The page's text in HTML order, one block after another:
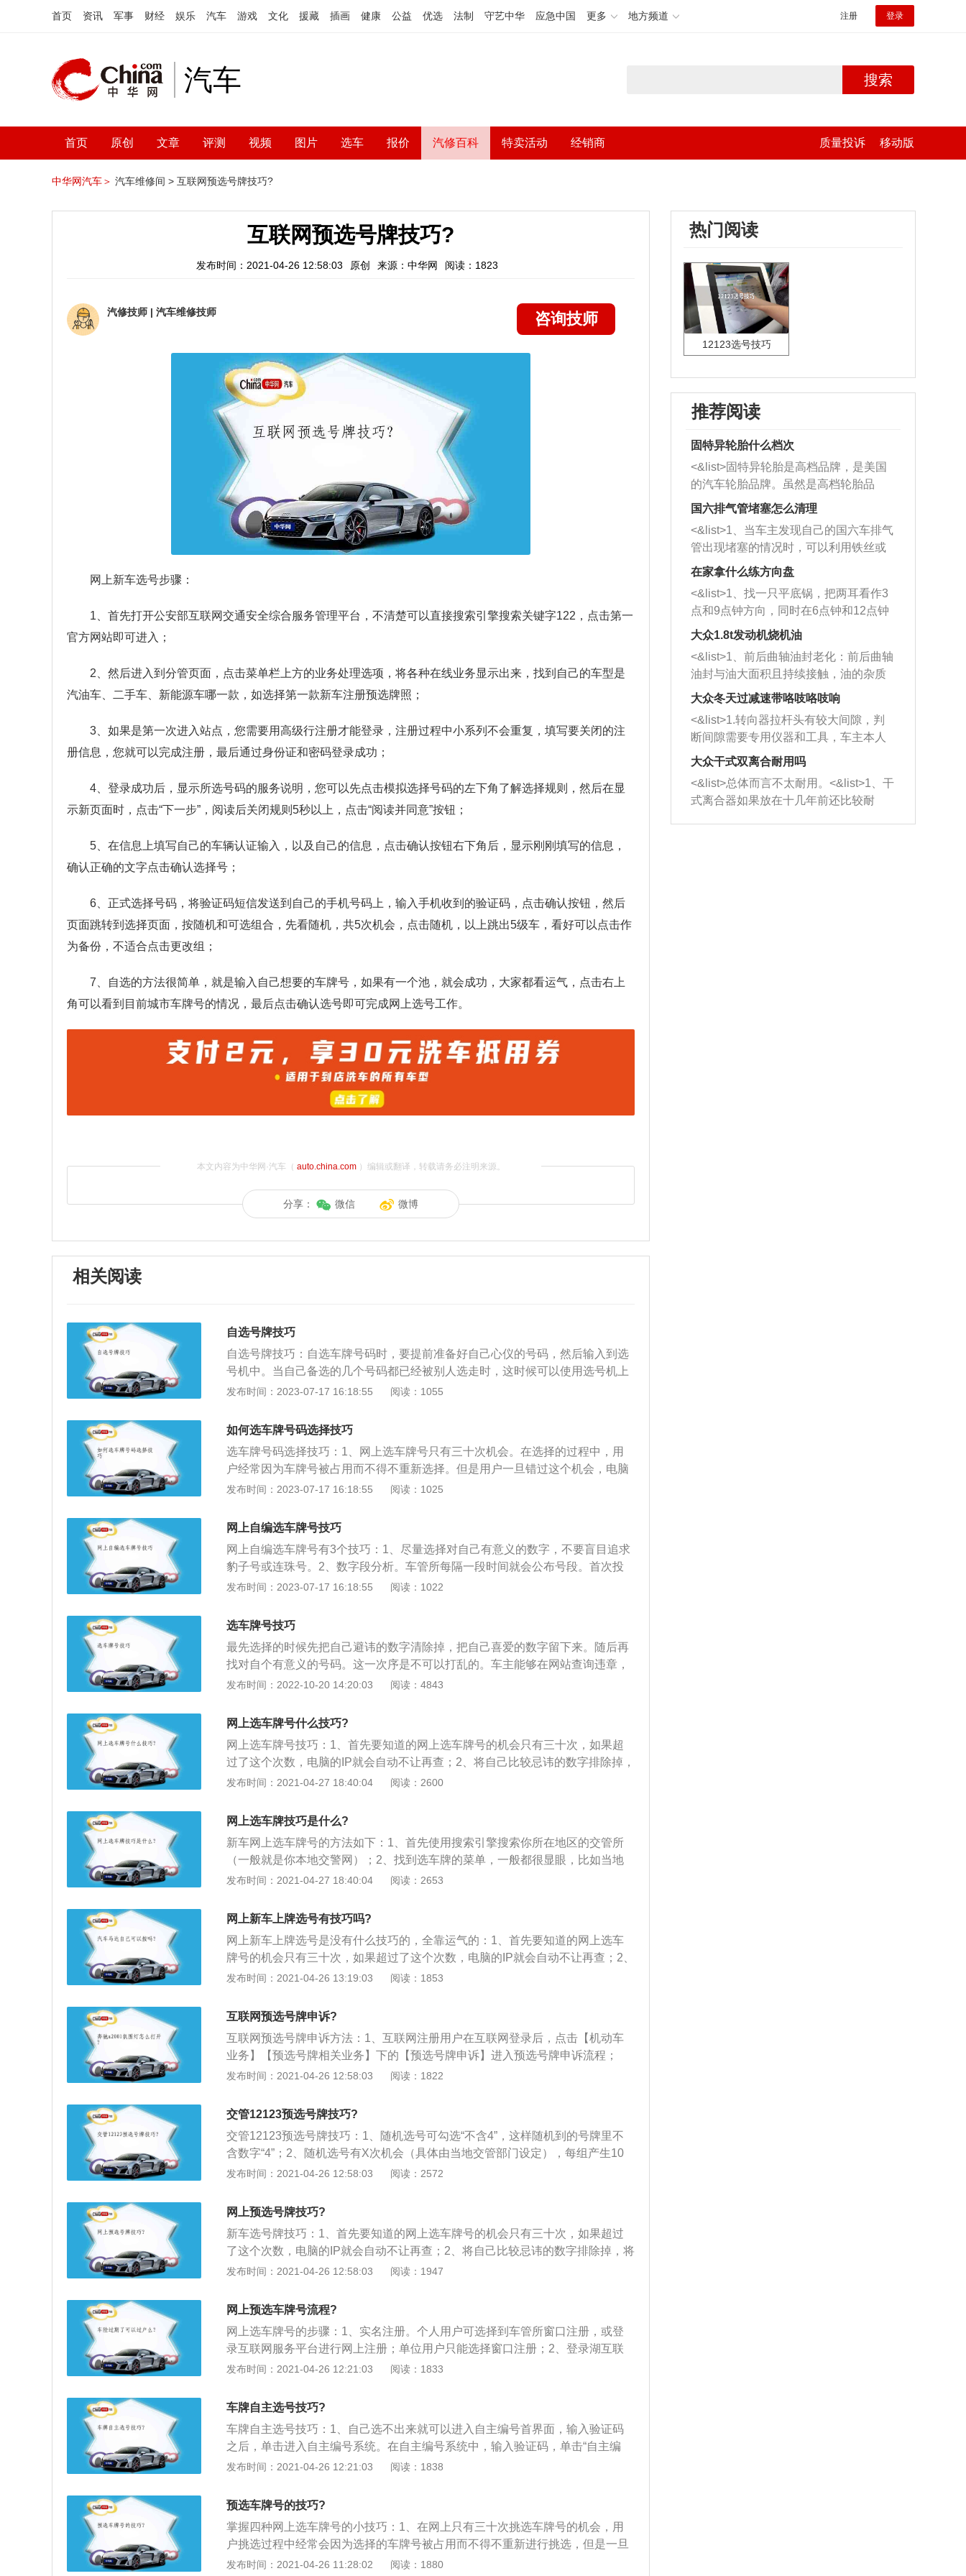
首页 资讯 军事 财经 娱乐 汽车 游戏 文化 援藏 插画 健康 公益 优选 法制 守艺中华 应急中国 更多 地方频道 注册 登录
汽车 搜索
首页 原创 文章 评测 视频 图片 选车 报价 汽修百科 特卖活动 经销商 质量投诉 移动版
中华网汽车＞ 汽车维修间 > 互联网预选号牌技巧?
互联网预选号牌技巧?
发布时间：2021-04-26 12:58:03 原创 来源：中华网 阅读：1823
汽修技师 | 汽车维修技师 咨询技师
网上新车选号步骤：
1、首先打开公安部互联网交通安全综合服务管理平台，不清楚可以直接搜索引擎搜索关键字122，点击第一
官方网站即可进入；
2、然后进入到分管页面，点击菜单栏上方的业务处理选项，将各种在线业务显示出来，找到自己的车型是
汽油车、二手车、新能源车哪一款，如选择第一款新车注册预选牌照；
3、如果是第一次进入站点，您需要用高级行注册才能登录，注册过程中小系列不会重复，填写要关闭的注
册信息，您就可以完成注册，最后通过身份证和密码登录成功；
4、登录成功后，显示所选号码的服务说明，您可以先点击模拟选择号码的左下角了解选择规则，然后在显
示新页面时，点击“下一步”，阅读后关闭规则5秒以上，点击“阅读并同意”按钮；
5、在信息上填写自己的车辆认证输入，以及自己的信息，点击确认按钮右下角后，显示刚刚填写的信息，
确认正确的文字点击确认选择号；
6、正式选择号码，将验证码短信发送到自己的手机号码上，输入手机收到的验证码，点击确认按钮，然后
页面跳转到选择页面，按随机和可选组合，先看随机，共5次机会，点击随机，以上跳出5级车，看好可以点击作
为备份，不适合点击更改组；
7、自选的方法很简单，就是输入自己想要的车牌号，如果有一个池，就会成功，大家都看运气，点击右上
角可以看到目前城市车牌号的情况，最后点击确认选号即可完成网上选号工作。
本文内容为中华网·汽车（ auto.china.com）编辑或翻译，转载请务必注明来源。
分享： 微信 微博
相关阅读
自选号牌技巧
自选号牌技巧：自选车牌号码时，要提前准备好自己心仪的号码，然后输入到选
号机中。当自己备选的几个号码都已经被别人选走时，这时候可以使用选号机上
的近似号查询功能，它会根据你之前输入的号码编号重新给你选出6个近似号
车牌号的机会只有三十次，如果超过了这个次数，电脑的IP就会自动不让再查；
2.将自己比较忌讳的数字排除掉，将自己喜欢的数字下，要知道，选择车牌号要
不求最好，只求更好，然后再寻找最自己有纪念意义的车牌号；3.在选号的同
时，车主们打开违章查询网，这时候要将自己想要的号在此网站上查询一下，如
果有，说明该号已经被占用过，如果输入的号没有违章，那也未必说明其就没有
有，但是车主从来没有过违章的记录。这是一种降低重复几率并节省次数的方
法，也是车牌号的一种选择，车主们不妨尝试一下；4.还有一种利用漏洞的方法
进行网上选车牌号选择，每次将自己选择好的车牌号输入到系统中，然后再点击
则的，所以大家在选择时一定要按照规定进行，如果选定了一个车牌号之后那就
码就晚了。因此，车牌号的选择是一件看似开放但却蕴藏着更多细节的问题，车
主们在选择时一定要掌握其中的技巧，多留出几个可以选择的车牌号，给自己留
有一定的选择余地，不要等到系统自动生成时再予以选择，那就只能后悔。针对
人们而言，不用以往奢求这些含有吉利数字的特点号码，那样做沒有什么意义，
的、日常方便使用的车牌号码，这类就是最合适的车牌号。
发布时间：2023-07-17 16:18:55 阅读：1055
如何选车牌号码选择技巧
选车牌号码选择技巧：1、网上选车牌号只有三十次机会。在选择的过程中，用
户经常因为车牌号被占用而不得不重新选择。但是用户一旦错过这个机会，电脑
会自动给出提示，不能再查询。2、将自己比较忌讳的数字排除掉，将自己喜欢
有纪念意义的车牌号；3、在选号的同时，车主们打开违章查询网，这时候要将
自己想要的号在此网站上查询一下，如果有，说明该号已经被占用过，如果输入
的号没有违章，那也未必说明其就没有被人选过，只能通过这种方式来尝试一
下，增加选中的机率。4、还有一种利用漏洞的方法进行网上选车牌号选择，每
次将自己选择好的车牌号输入到系统中，然后再点击后退，这时候就可以不会受
一定要按照规定进行，如果选定了一个车牌号之后那就一定要选好，否则系统就
会自动生成一个车牌号，那时候想要选择自己心怡的号码就晚了。6、选号之
前，先把线上的机会用完，然后再去用线下选。
发布时间：2023-07-17 16:18:55 阅读：1025
网上自编选车牌号技巧
网上自编选车牌号有3个技巧：1、尽量选择对自己有意义的数字，不要盲目追求
豹子号或连珠号。2、数字段分析。车管所每隔一段时间就会公布号段。首次投
入使用的各类号牌的号段，自投入使用之日起提供自制和随机选号方式；之后自
自制和随机选号。3、做好准备。按照上面第二点的方法，整理出几十个备选方
案，然后按照优先级别排列。根据当地交管12123允许的自编数量，筛选出最好
的十到二十个，然后按照优先级放进去试试。现在网上有一些所谓的目录搜索库
和小目录搜索程序，但这些都是假的。
发布时间：2023-07-17 16:18:55 阅读：1022
选车牌号技巧
最先选择的时候先把自己避讳的数字清除掉，把自己喜爱的数字留下来。随后再
找对自个有意义的号码。这一次序是不可以打乱的。车主能够在网站查询违章，
输入自个喜欢的号码。如果有违章情形，就表明这一号码已经让人用了。要是没
到自个喜爱的号码，请记得一定要保留住。不然系统自动给你任意挑选出1个号
码。这样的话就太可惜了。选车牌号的具体步骤是：1、自编选号：在车辆管理
所大厅里，寻找自编选择号牌的触摸查询机，输入自个的汽车类型、身份证号码
和汽车的车架号码，登录到编号系统；2、选择所属地区，然后就可以在系统里
自编车牌号，有数字和字母可选择；3、编好满意的车牌号后按住确认，再到大
到。
发布时间：2022-10-20 14:20:03 阅读：4843
网上选车牌号什么技巧?
网上选车牌号技巧：1、首先要知道的网上选车牌号的机会只有三十次，如果超
过了这个次数，电脑的IP就会自动不让再查；2、将自己比较忌讳的数字排除掉，
将自己喜欢的数字下，要知道，选择车牌号要不求最好，只求更好，然后再寻找
候要将自己想要的号在此网站上查询一下，如果有，说明该号已经被占用过，如
果输入的号没有违章，那也未必说明其就没有被人选过，只能通过这种方式来尝
试一下，增加选中的机率。有可能此车牌号已有，但是车主从来没有过违章的记
录。这是一种降低重复几率并节省次数的方法，也是车牌号的一种选择，车主们
不妨尝试一下。
发布时间：2021-04-27 18:40:04 阅读：2600
网上选车牌技巧是什么?
新车网上选车牌号的方法如下：1、首先使用搜索引擎搜索你所在地区的交管所
（一般就是你本地交警网）；2、找到选车牌的菜单，一般都很显眼，比如当地
交管所网站，在“业务指南”“自编预选机动车”里面；3、这个通知得好好的读，因
选号；4、点击选号之后，出来两种类型，我们一般选新落户；5、为了防止有人
恶意占号，选号网要求你必须输入你的信息，选号界面，由于已经选过号，不能
再继续选号，因此从网上找到一张官方选号界面图，其实都差不多的。选完号并
不代表结束，别忘记及时到车管所落牌，15天内有效。
发布时间：2021-04-27 18:40:04 阅读：2653
网上新车上牌选号有技巧吗?
网上新车上牌选号是没有什么技巧的，全靠运气的：1、首先要知道的网上选车
牌号的机会只有三十次，如果超过了这个次数，电脑的IP就会自动不让再查；2、
将自己比较忌讳的数字排除掉，将自己喜欢的数字下，要知道，选择车牌号要不
时，车主们打开违章查询网，这时候要将自己想要的号在此网站上查询一下，如
果有，说明该号已经被占用过，如果输入的号没有违章，那也未必说明其就没有
被人选过，只能通过这种方式来尝试一下，增加选中的机率。有可能此车牌号已
有，但是车主从来没有过违章的记录。这是一种降低重复几率并节省次数的方
法，也是车牌号的一种选择，车主们不妨尝试一下。
发布时间：2021-04-26 13:19:03 阅读：1853
互联网预选号牌申诉?
互联网预选号牌申诉方法：1、互联网注册用户在互联网登录后，点击【机动车
业务】【预选号牌相关业务】下的【预选号牌申诉】进入预选号牌申诉流程；
2、用户在预选机动车号牌过程中，输入车辆识别代号，验证时提示该车辆已被
果用户确认录入信息无误并且确保车辆的所有人为本人（申诉单位必须确保待预
选号牌车辆的所有人为本单位），则用户可以通过“预选号牌申诉”功能进行申
诉。申诉处理成功后，用户即可以继续为申诉车辆预选号牌；3、如果用户要进
行申诉，可以点击申诉首页上部的提示，会显示预选号牌申诉详情页面。用户要
认真阅读页面上部的业务须知，上传的资料照片要清晰、真实，并且和填写的车
申诉”，如果系统验证通过用户提交的申诉车辆信息，用户即完成申诉提交。请用
户耐心等待申诉资料审核和处理，处理结果可以通过申诉首页的数据列表查看。
发布时间：2021-04-26 12:58:03 阅读：1822
交管12123预选号牌技巧?
交管12123预选号牌技巧：1、随机选号可勾选“不含4”，这样随机到的号牌里不
含数字“4”；2、随机选号有X次机会（具体由当地交管部门设定），每组产生10
个号牌号码，任您选择；3、在选择号牌倒计时结束前，您可以选择其中1个号牌
秒”，倒计时结束，备选号牌栏的号牌将失效；4、在随机次数还有剩余时，您可
通过“换一换”按钮更新待选列表；5、如果没有随机到心仪的号牌，您还可以选择
自编选号方式。自编选号总共可以自编X个号牌号码（具体由当地交管部门设
定），可同时录入5个意向号牌，系统会按照录入顺序依次验证，注意把最心仪
的号牌录在第一个。
发布时间：2021-04-26 12:58:03 阅读：2572
网上预选号牌技巧?
新车选号牌技巧：1、首先要知道的网上选车牌号的机会只有三十次，如果超过
了这个次数，电脑的IP就会自动不让再查；2、将自己比较忌讳的数字排除掉，将
自己喜欢的数字下，要知道，选择车牌号要不求最好，只求更好，然后再寻找最
要将自己想要的号在此网站上查询一下，如果有，说明该号已经被占用过，如果
输入的号没有违章，那也未必说明其就没有被人选过，只能通过这种方式来尝试
一下，增加选中的机率。有可能此车牌号已有，但是车主从来没有过违章的记
录。这是一种降低重复几率并节省次数的方法，也是车牌号的一种选择，车主们
不妨尝试一下；4、还有一种利用漏洞的方法进行网上选车牌号选择，每次将自
次的次数限制；5、关于车牌号的自编也是有规则的，所以大家在选择时一定要
按照规定进行，如果选定了一个车牌号之后那就一定要由好，否则系统就会自动
生成一个车牌号，那时候想要选择自己心怡的号码就晚了。因此，车牌号的选择
技巧，多留出几个可以选择的车牌号，给自己留有一定的选择余地，不要等到系
发布时间：2021-04-26 12:58:03 阅读：1947
网上预选车牌号流程?
网上选车牌号的步骤：1、实名注册。个人用户可选择到车管所窗口注册，或登
录互联网服务平台进行网上注册；单位用户只能选择窗口注册；2、登录湖互联
网交通安全综合服务平台（目前只支持ie浏览器，网站域名http：\/\/hb.122.gov.c
须清晰规整）。前期有部分车主在选号的过程中因为上传的发票照片不清晰而导
致系统无法识别，从而被纳入“选号嫌疑”，影响正常选号；4、登录平台进行选号
后，选择正确的发证机关（襄阳支队车管所鄂f），准确录入机动车识别代号、发
票代码、发票号码、上传发票照片，确认信息无误后获取，并录入手机短信验证
码开始选号；5、若在自编选号中没有选到喜欢的号牌，市民可再点击“随机选
继续选择。
发布时间：2021-04-26 12:21:03 阅读：1833
车牌自主选号技巧?
车牌自主选号技巧：1、自己选不出来就可以进入自主编号首界面，输入验证码
之后，单击进入自主编号系统。在自主编号系统中，输入验证码，单击“自主编
号”，进入身份验证界面；2、通过验证后，在验证界面，需要输入个人、车辆等
上面的操作提示进行选号即可；3、选号成功后，确认号码，打印申请表。在完
成以上相关步骤之后，就可以打印申请表了。申请表打印之后，选去办理相关手
续即可，此时算是大功告成。
发布时间：2021-04-26 12:21:03 阅读：1838
预选车牌号的技巧?
掌握四种网上选车牌号的小技巧：1、在网上只有三十次挑选车牌号的机会，用
户挑选过程中经常会因为选择的车牌号被占用而不得不重新进行挑选，但是一旦
用户错过这个机会的话电脑就会自动出现不能再次查询的提示。为了不一次次损
发布时间：2021-04-26 11:28:02 阅读：1880
热门阅读
12123选号技巧
推荐阅读
固特异轮胎什么档次
<&list>固特异轮胎是高档品牌，是美国
的汽车轮胎品牌。虽然是高档轮胎品
牌，但是中高低端的轮胎都有生产，这
也是为了更好的开拓市场。
国六排气管堵塞怎么清理
<&list>1、当车主发现自己的国六车排气
管出现堵塞的情况时，可以利用铁丝或
者是细棍，直接将杂物给取出来，如果
堵塞情况比较严重，也可以采取应急措
施。 <&list>2、直接利用木棍将所有的
杂物推到排气管里面的位置处，然后将
三元催化器拆解开，就可以将堵塞的东
西取出来。但如果是因为积碳过多引起
的堵塞，就需要将三元催化器泡在草酸
洗剂对堵塞的情况得到解决，将清洗剂
放在燃油箱中，与燃油混合后，车辆启
动时，就可以和汽油一起进入到燃烧
室，最后形成废气排出，就可以让三元
催化器得到清洗，排气管堵塞的情况就
能够得到解决。
在家拿什么练方向盘
<&list>1、找一只平底锅，把两耳看作3
点和9点钟方向，同时在6点钟和12点钟
方向做一个标记。 <&list>2、双手握住
一圈半的练习，往右同样也要打相同的
圈数。 <&list>3、最后强调要反复练
习，这样就可以形成肌肉记忆，在真实
驾驶车辆时，不需要记忆也能打好方
向。
大众1.8t发动机烧机油
<&list>1、前后曲轴油封老化：前后曲轴
油封与油大面积且持续接触，油的杂质
和发动机内持续温度变化使其密封效果
逐渐减弱，导致渗油或漏油。<&list>2、
活塞间隙过大：积碳会使活塞环与缸体
的间隙扩大，导致机油流入燃烧室中，
造成烧机油。<&list>3、机油粘度。使用
机油粘度过小的话，同样会有烧机油现
象，机油粘度过小具有很好的流动性，
大众冬天过减速带咯吱咯吱响
<&list>1.转向器拉杆头有较大间隙，判
断间隙需要专用仪器和工具，车主本人
无法制作，需要将车辆送到修理厂或4s
店；<&list>2.车辆半轴套管防尘罩破
裂，破裂后会出现漏油现象，使半轴磨
损严重，磨损的半轴容易损坏，产生异
响；<&list>3.稳定器的转向胶套和球头
大众干式双离合耐用吗
<&list>总体而言不太耐用。<&list>1、干
式离合器如果放在十几年前还比较耐